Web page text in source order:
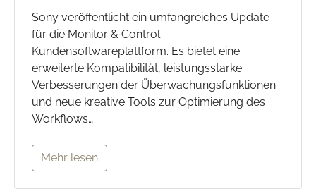
Sony veröffentlicht ein umfangreiches Update
für die Monitor & Control-
Kundensoftwareplattform. Es bietet eine
erweiterte Kompatibilität, leistungsstarke
Verbesserungen der Überwachungsfunktionen
und neue kreative Tools zur Optimierung des
Workflows…
Mehr lesen